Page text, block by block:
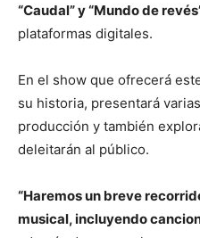
“Caudal” y “Mundo de
plataformas digitales.
En el show que ofrecerá
su historia, presentará
producción y también
deleitarán al público.
“Haremos un breve
musical, incluyendo